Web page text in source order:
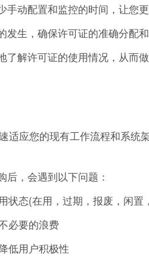
动配置和监控的时间，让您更
生，确保许可证的准确分配和
解许可证的使用情况，从而做
适应您的现有工作流程和系统
，会遇到以下问题：
状态(在用，过期，报废，闲
必要的浪费
低用户积极性